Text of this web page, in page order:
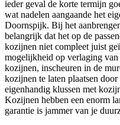
ieder geval de korte termijn
wat nadelen aangaande het
Doornspijk. Bij het
belangrijk dat het op de
kozijnen niet compleet juist
mogelijkheid op verlaging van
kozijnen, inscheuren in de
kozijnen te laten plaatsen
eigenhandig klussen met
Kozijnen hebben een enorm
garantie is jammer van je